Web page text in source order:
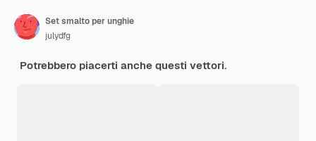
Set smalto per unghie
julydfg
Potrebbero piacerti anche questi vettori.